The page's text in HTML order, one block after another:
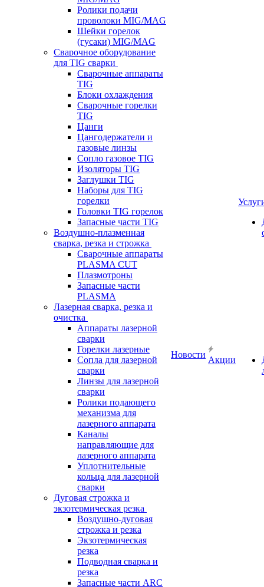
Ролики подачи
проволоки MIG/MAG
Шейки горелок
(гусаки) MIG/MAG
Сварочное оборудование
для TIG сварки
Сварочные аппараты
TIG
Блоки охлаждения
Сварочные горелки
TIG
Цанги
Цангодержатели и
газовые линзы
Сопло газовое TIG
Изоляторы TIG
Заглушки TIG
Наборы для TIG
горелки
Головки TIG горелок
Запасные части TIG
Воздушно-плазменная
сварка, резка и строжка
Сварочные аппараты
PLASMA CUT
Плазмотроны
Запасные части
PLASMA
Лазерная сварка, резка и
очистка
Аппараты лазерной
сварки
Горелки лазерные
Сопла для лазерной
сварки
Линзы для лазерной
сварки
Ролики подающего
механизма для
лазерного аппарата
Каналы
направляющие для
лазерного аппарата
Уплотнительные
кольца для лазерной
сварки
Дуговая строжка и
экзотермическая резка
Воздушно-дуговая
строжка и резка
Экзотермическая
резка
Подводная сварка и
резка
Запасные части ARC
Новости
Акции